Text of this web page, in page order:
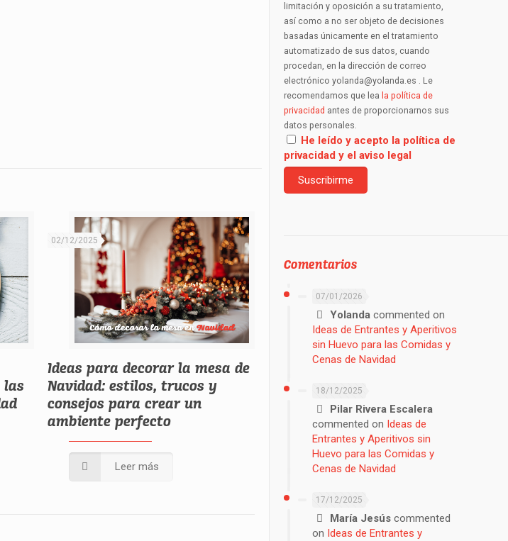
las
02/12/2025
Ideas para decorar la mesa de
Navidad: estilos, trucos y
consejos para crear un
ambiente perfecto
Leer más
limitación y oposición a su tratamiento,
así como a no ser objeto de decisiones
basadas únicamente en el tratamiento
automatizado de sus datos, cuando
procedan, en la dirección de correo
electrónico yolanda@yolanda.es . Le
recomendamos que lea la política de
privacidad antes de proporcionarnos sus
datos personales.
He leído y acepto la política de
privacidad y el aviso legal
Comentarios
07/01/2026
Yolandacommented on
Ideas de Entrantes y Aperitivos
sin Huevo para las Comidas y
Cenas de Navidad
18/12/2025
Pilar Rivera Escalera
commented on Ideas de
Entrantes y Aperitivos sin
Huevo para las Comidas y
Cenas de Navidad
17/12/2025
María Jesúscommented
on Ideas de Entrantes y